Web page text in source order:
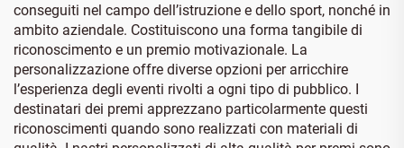
conseguiti nel campo dell’istruzione e dello sport, nonché in
ambito aziendale. Costituiscono una forma tangibile di
riconoscimento e un premio motivazionale. La
personalizzazione offre diverse opzioni per arricchire
l’esperienza degli eventi rivolti a ogni tipo di pubblico. I
destinatari dei premi apprezzano particolarmente questi
riconoscimenti quando sono realizzati con materiali di